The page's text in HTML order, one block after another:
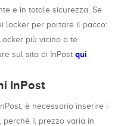
e in totale sicurezza. Se
locker per portare il pacco:
più vicino a te
sul sito di InPost qui.
InPost
è necessario inserire i
perché il prezzo varia in